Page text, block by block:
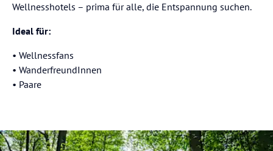
Wellnesshotels – prima für alle, die Entspannung suchen.
Ideal für:
• Wellnessfans
⁠• WanderfreundInnen
⁠• Paare